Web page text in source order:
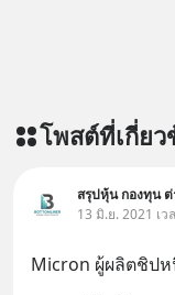
โพสต์ที่เกี่ยว
สรุปหุ้น กองทุน
13 มิ.ย. 2021 เว
Micron ผู้ผลิตชิปห